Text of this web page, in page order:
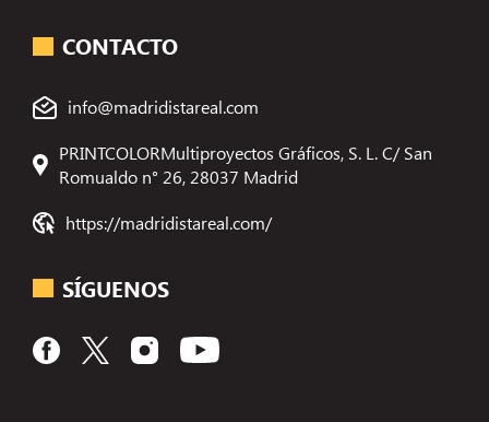
CONTACTO
info@madridistareal.com
PRINTCOLORMultiproyectos Gráficos, S. L. C/ San
Romualdo n° 26, 28037 Madrid
https://madridistareal.com/
SÍGUENOS